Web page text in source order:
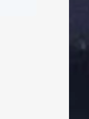
BRANIČI